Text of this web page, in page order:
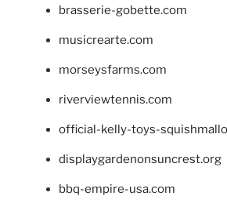
brasserie-gobette.com
musicrearte.com
morseysfarms.com
riverviewtennis.com
official-kelly-toys-
displaygardenonsuncrest.org
bbq-empire-usa.com